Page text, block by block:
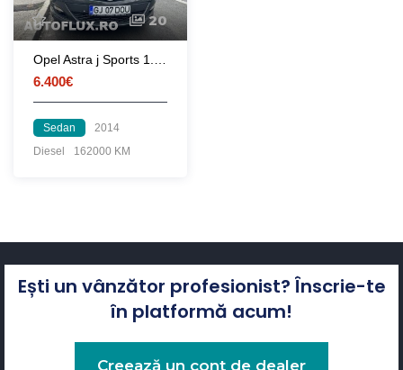
20
6.400€
Sedan
2014
Diesel
162000 KM
Ești un vânzător profesionist? Înscrie-te
în platformă acum!
Creează un cont de dealer